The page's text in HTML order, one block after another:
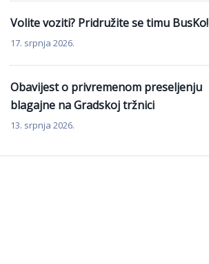
Volite voziti? Pridružite se timu BusKo!
17. srpnja 2026.
Obavijest o privremenom preseljenju
blagajne na Gradskoj tržnici
13. srpnja 2026.